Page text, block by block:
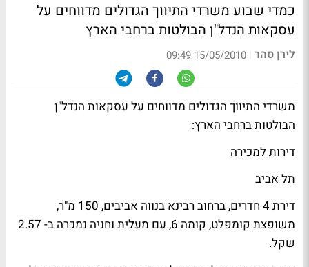
כמדי שבוע משרדי התיווך הגדולים מדווחים על
עסקאות הנדל"ן הבולטות ברחבי הארץ
לירן סהר |
15/05/2010 09:49
משרדי התיווך הגדולים מדווחים על עסקאות הנדל"ן
הבולטות ברחבי הארץ:
דירות למכירה
תל אביב
דירת 4 חדרים, ברחוב רבינא בנווה אביבים, 150 מ"ר,
משופצת קומפלט, קומה 6, עם מעלית וחניה נמכרה ב- 2.57
שקל.